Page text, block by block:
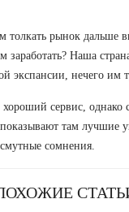
толкать рынок дальше
заработать? Наша
экспансии, нечего им
сервис, однако
показывают там лучшие
сомнения.